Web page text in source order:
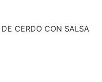
CERDO CON SALSA